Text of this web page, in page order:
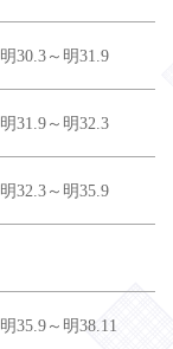
明30.3～明31.9
明31.9～明32.3
明32.3～明35.9
明35.9～明38.11